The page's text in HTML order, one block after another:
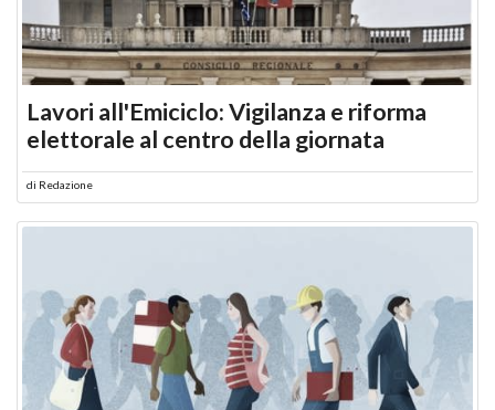
Lavori all'Emiciclo: Vigilanza e riforma
elettorale al centro della giornata
di Redazione